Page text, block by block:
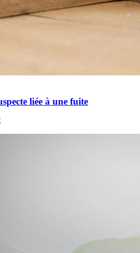
liée à une fuite